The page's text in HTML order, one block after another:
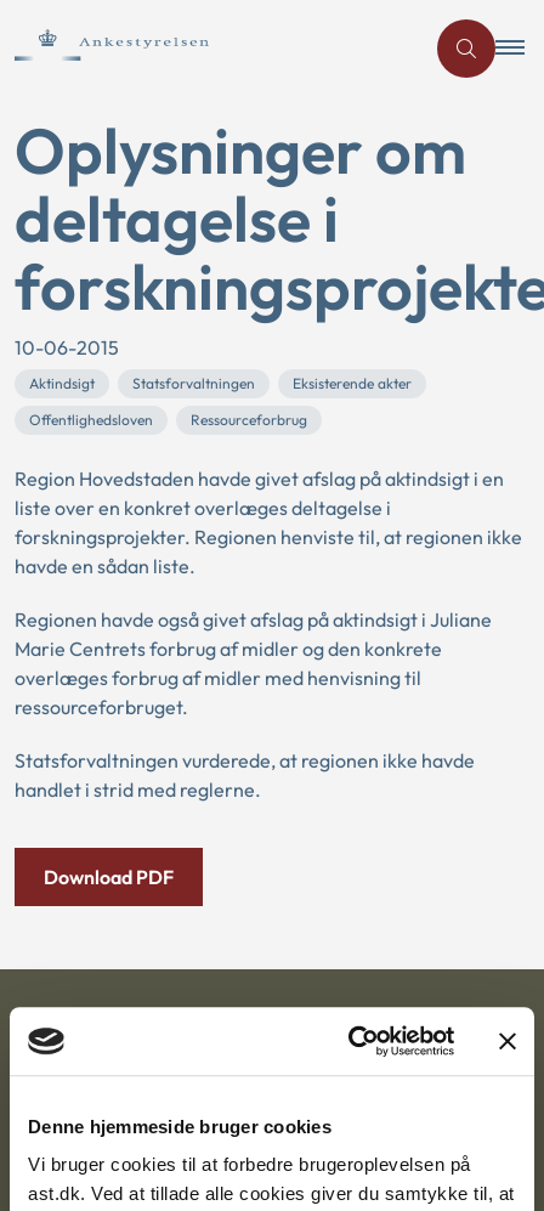
Denne hjemmeside bruger cookies
Vi bruger cookies til at forbedre brugeroplevelsen på
ast.dk. Ved at tillade alle cookies giver du samtykke til, at
Oplysninger om
deltagelse i
10-06-2015
Aktindsigt Statsforvaltningen
Eksisterende akter
Offentlighedsloven
Ressourceforbrug
Region Hovedstaden havde givet afslag på aktindsigt i en
liste over en konkret overlæges deltagelse i
forskningsprojekter. Regionen henviste til, at regionen ikke
havde en sådan liste.
Regionen havde også givet afslag på aktindsigt i Juliane
Marie Centrets forbrug af midler og den konkrete
overlæges forbrug af midler med henvisning til
ressourceforbruget.
Statsforvaltningen vurderede, at regionen ikke havde
handlet i strid med reglerne.
Download PDF
Ankestyrelsen
Postadresse:
Nytorv 7, 2. sal
9000 Aalborg